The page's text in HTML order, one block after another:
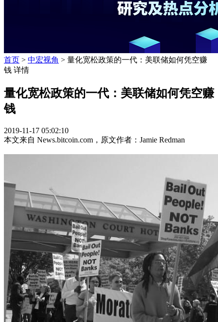
首页 > 中宏视角 > 量化宽松政策的一代：美联储如何凭空赚
钱 详情
量化宽松政策的一代：美联储如何凭空赚
钱
2019-11-17 05:02:10
本文来自 News.bitcoin.com，原文作者：Jamie Redman